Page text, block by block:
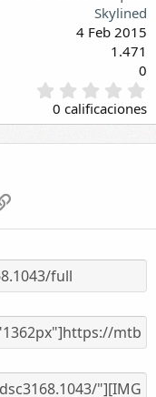
Skylined
4 Feb 2015
1.471
0
,
0
0
l
(
)
0 calificaciones